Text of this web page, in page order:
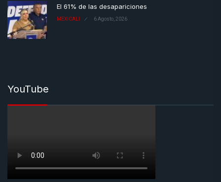
El 61% de las desapariciones
MEXICALI 6 Agosto, 2026
YouTube